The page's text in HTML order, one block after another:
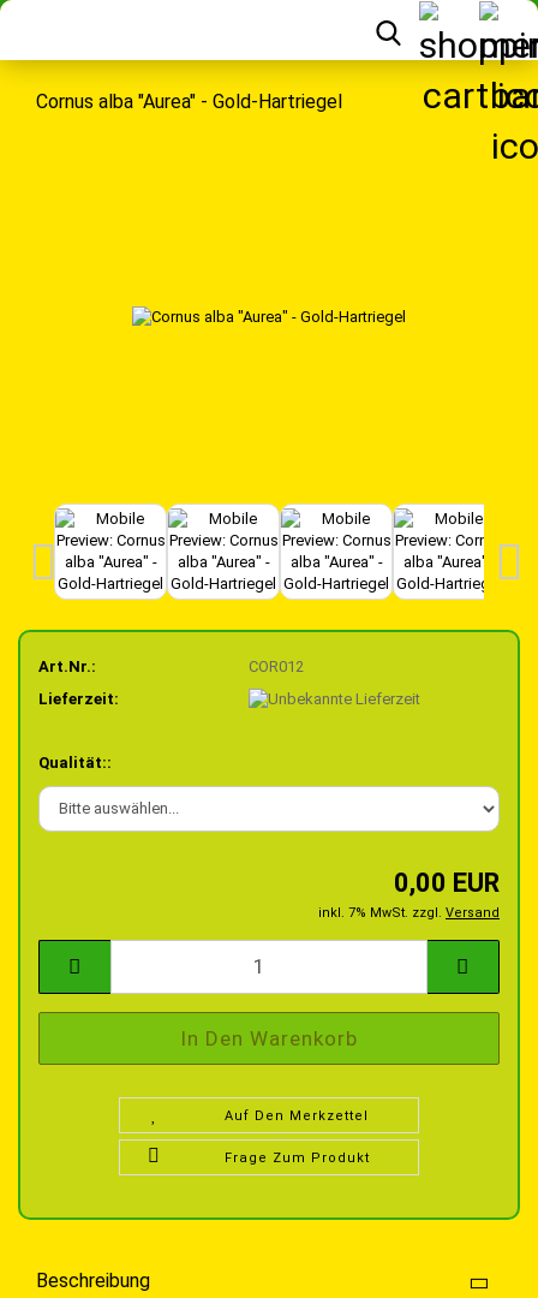
Cornus alba "Aurea" - Gold-Hartriegel
Art.Nr.:
COR012
Lieferzeit:
Qualität::
0,00 EUR
inkl. 7% MwSt. zzgl. Versand
Auf Den Merkzettel
Frage Zum Produkt
Beschreibung